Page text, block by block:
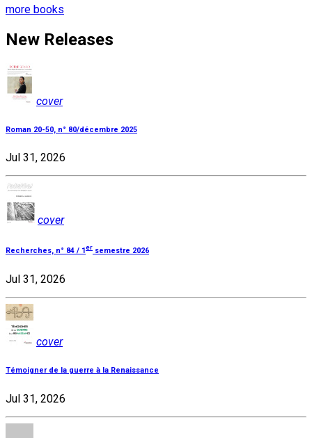
more books
New Releases
cover
Roman 20-50, n° 80/décembre 2025
Jul 31, 2026
cover
Recherches, n° 84 / 1er semestre 2026
Jul 31, 2026
cover
Témoigner de la guerre à la Renaissance
Jul 31, 2026